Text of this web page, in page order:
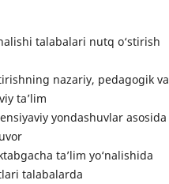
talabalari nutq o‘stirish
nazariy, pedagogik va
ta’lim
yondashuvlar asosida
ta’lim yo‘nalishida
talabalarda